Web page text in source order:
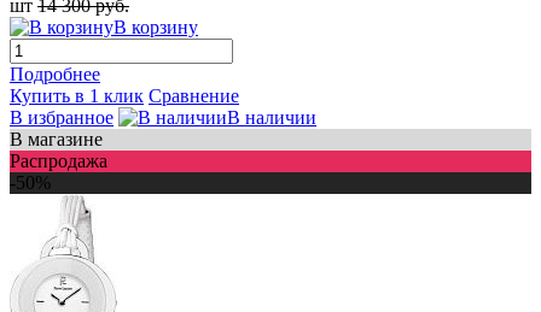
шт 14 300 руб.
В корзину
Подробнее
Купить в 1 клик Сравнение
В избранное
В наличии
В магазине
Распродажа
-50%